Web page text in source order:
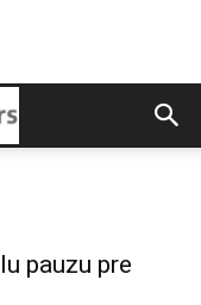
pauzu pre